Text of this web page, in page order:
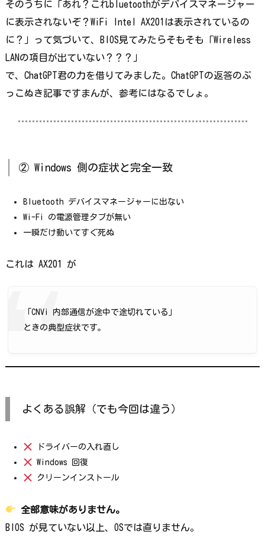
そのうちに「あれ？これbluetoothがデバイスマネージャー
に表示されないぞ？WiFi Intel AX201は表示されているの
に？」って気づいて、BIOS見てみたらそもそも「Wireless
LANの項目が出ていない？？？」
で、ChatGPT君の力を借りてみました。ChatGPTの返答のぶ
っこぬき記事ですまんが、参考にはなるでしょ。
② Windows 側の症状と完全一致
Bluetooth デバイスマネージャーに出ない
Wi-Fi の電源管理タブが無い
一瞬だけ動いてすぐ死ぬ
これは AX201 が
「CNVi 内部通信が途中で途切れている」
ときの典型症状です。
よくある誤解（でも今回は違う）
ドライバーの入れ直し
Windows 回復
クリーンインストール
全部意味がありません。
BIOS が見ていない以上、OSでは直りません。